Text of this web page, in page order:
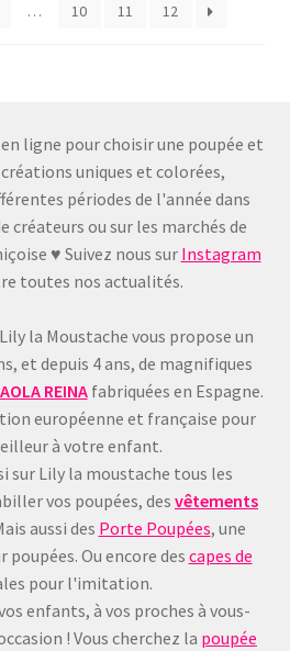
récent
… 10 11 12
ligne pour choisir une poupée et
uniques et colorées,
périodes de l'année dans
créateurs ou sur les marchés de
♥ Suivez nous sur Instagram
toutes nos actualités.
la Moustache vous propose un
et depuis 4 ans, de magnifiques
REINAfabriquées en Espagne.
européenne et française pour
à votre enfant.
sur Lily la moustache tous les
vos poupées, des vêtements
aussi des Porte Poupées, une
Ou encore des capes de
pour l'imitation.
enfants, à vos proches à vous-
! Vous cherchez la poupée